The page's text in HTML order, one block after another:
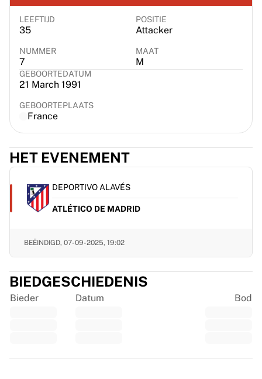
Chicago Bulls
Portland Trail Blazers
LA Clippers
Bekijk alles over de NBA
Top Europese teams
Beşiktaş Gain
Fenerbahçe Basketbal
Slovenië
Virtus Bologna
Guerri Napoli
Andere sporten
Wielrennen
Soudal Quick Step
Netcompany INEOS
Bekijk alles over wielrennen
Rugby
France Rugby
Gloucester Rugby
Bath Rugby
Cricket
LEEFTIJD
35
POSITIE
Attacker
NUMMER
7
MAAT
M
GEBOORTEDATUM
21 March 1991
GEBOORTEPLAATS
France
HET EVENEMENT
DEPORTIVO ALAVÉS
ATLÉTICO DE MADRID
BEËINDIGD, 07-09-2025, 19:02
BIEDGESCHIEDENIS
Bieder Datum Bod